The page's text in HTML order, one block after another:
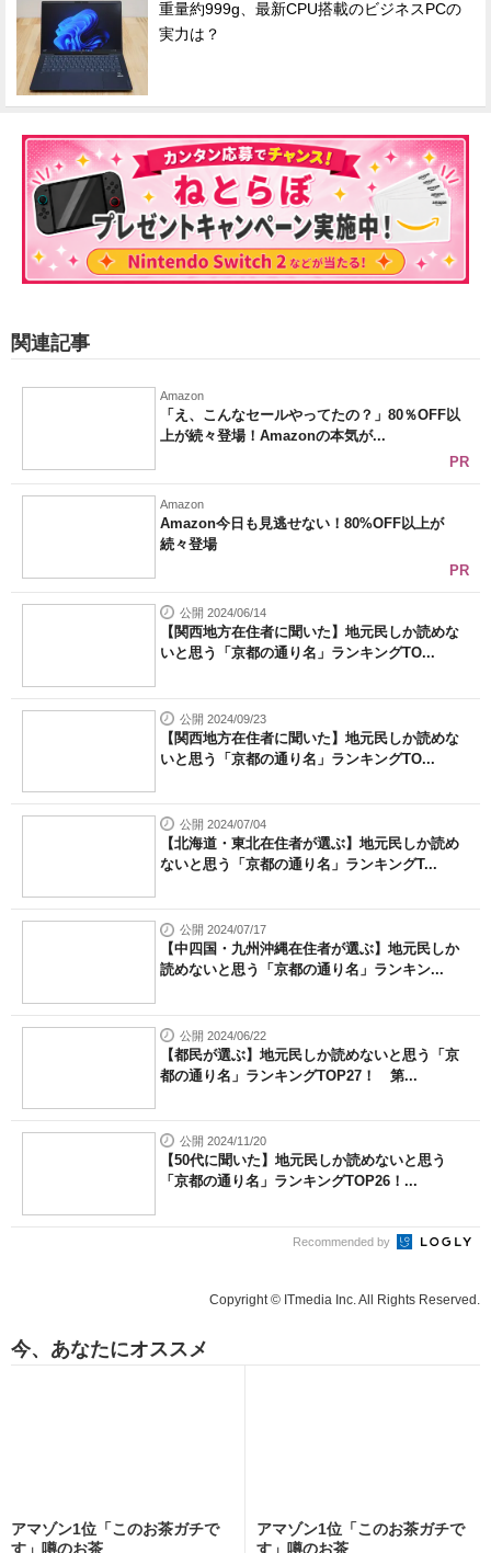
重量約999g、最新CPU搭載のビジネスPCの
実力は？
関連記事
Amazon
「え、こんなセールやってたの？」80％OFF以
上が続々登場！Amazonの本気が...
PR
Amazon
Amazon今日も見逃せない！80%OFF以上が
続々登場
PR
公開 2024/06/14
【関西地方在住者に聞いた】地元民しか読めな
いと思う「京都の通り名」ランキングTO...
公開 2024/09/23
【関西地方在住者に聞いた】地元民しか読めな
いと思う「京都の通り名」ランキングTO...
公開 2024/07/04
【北海道・東北在住者が選ぶ】地元民しか読め
ないと思う「京都の通り名」ランキングT...
公開 2024/07/17
【中四国・九州沖縄在住者が選ぶ】地元民しか
読めないと思う「京都の通り名」ランキン...
公開 2024/06/22
【都民が選ぶ】地元民しか読めないと思う「京
都の通り名」ランキングTOP27！ 第...
公開 2024/11/20
【50代に聞いた】地元民しか読めないと思う
「京都の通り名」ランキングTOP26！...
Recommended by
Copyright © ITmedia Inc. All Rights Reserved.
今、あなたにオススメ
アマゾン1位「このお茶ガチで
す」噂のお茶
アマゾン1位「このお茶ガチで
す」噂のお茶